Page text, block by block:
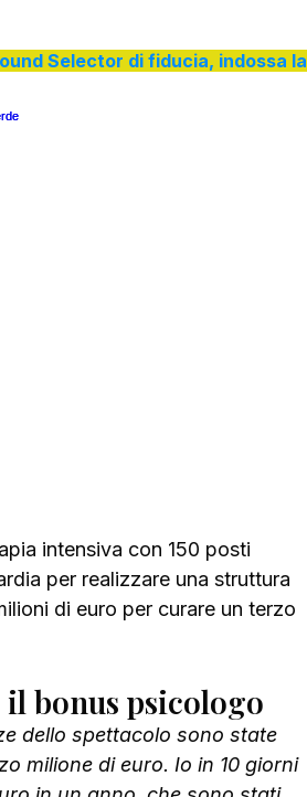
Selector di fiducia, indossa la
intensiva con 150 posti
per realizzare una struttura
di euro per curare un terzo
bonus psicologo
dello spettacolo sono state
milione di euro. Io in 10 giorni